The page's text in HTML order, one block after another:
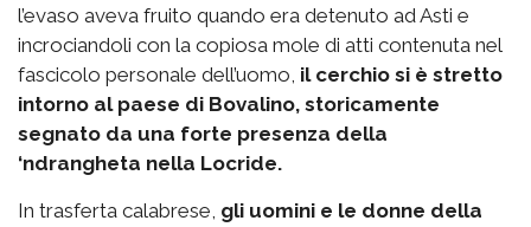
l’evaso aveva fruito quando era detenuto ad Asti e
incrociandoli con la copiosa mole di atti contenuta nel
fascicolo personale dell’uomo, il cerchio si è stretto
intorno al paese di Bovalino, storicamente
segnato da una forte presenza della
‘ndrangheta nella Locride.
In trasferta calabrese, gli uomini e le donne della